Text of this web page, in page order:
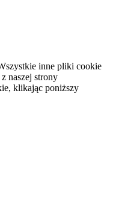
inne pliki cookie
naszej strony
klikając poniższy